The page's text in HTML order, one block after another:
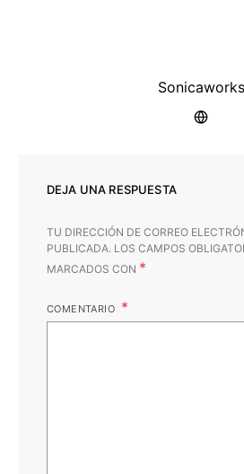
Sonicaworks
DEJA UNA RESPUESTA
TU DIRECCIÓN DE CORREO
PUBLICADA. LOS CAMPOS
MARCADOS CON *
COMENTARIO